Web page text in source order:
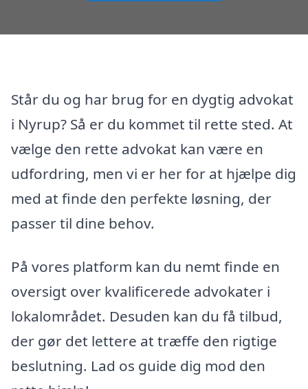
Står du og har brug for en dygtig advokat
i Nyrup? Så er du kommet til rette sted. At
vælge den rette advokat kan være en
udfordring, men vi er her for at hjælpe dig
med at finde den perfekte løsning, der
passer til dine behov.
På vores platform kan du nemt finde en
oversigt over kvalificerede advokater i
lokalområdet. Desuden kan du få tilbud,
der gør det lettere at træffe den rigtige
beslutning. Lad os guide dig mod den